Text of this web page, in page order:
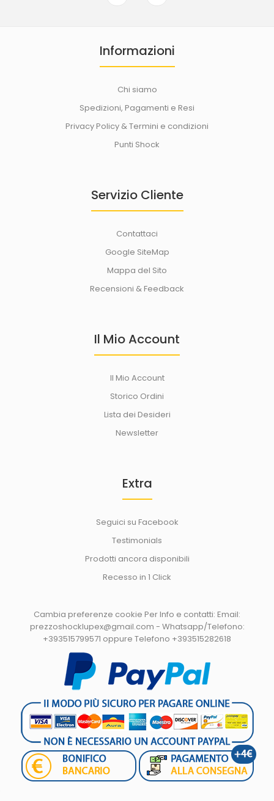
Informazioni
Chi siamo
Spedizioni, Pagamenti e Resi
Privacy Policy & Termini e condizioni
Punti Shock
Servizio Cliente
Contattaci
Google SiteMap
Mappa del Sito
Recensioni & Feedback
Il Mio Account
Il Mio Account
Storico Ordini
Lista dei Desideri
Newsletter
Extra
Seguici su Facebook
Testimonials
Prodotti ancora disponibili
Recesso in 1 Click
Cambia preferenze cookie Per Info e contatti: Email:
prezzoshocklupex@gmail.com - Whatsapp/Telefono:
+393515799571 oppure Telefono +393515282618